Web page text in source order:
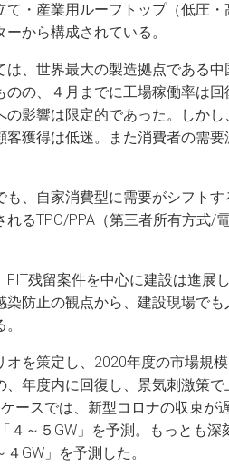
・産業用ルーフトップ（低圧
から構成されている。
、世界最大の製造拠点である
の、４月までに工場稼働率は
影響は限定的であった。しか
獲得は低迷。また消費者の需
、自家消費型に需要がシフト
るTPO/PPA（第三者所有方式/
残留案件を中心に建設は進展
防止の観点から、建設現場で
を策定し、2020年度の市場規
年度内に回復し、景気刺激策
ースでは、新型コロナの収束が
４～５GW」を予測。もっとも
GW」を予測した。